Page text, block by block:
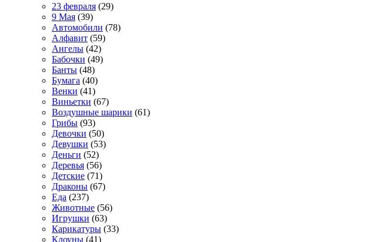
23 февраля (29)
9 Мая (39)
Автомобили (78)
Алфавит (59)
Ангелы (42)
Бабочки (49)
Банты (48)
Бумага (40)
Венки (41)
Виньетки (67)
Воздушные шарики (61)
Грибы (93)
Девочки (50)
Девушки (53)
Деньги (52)
Деревья (56)
Детские (71)
Драконы (67)
Еда (237)
Животные (56)
Игрушки (63)
Карикатуры (33)
Клоуны (41)